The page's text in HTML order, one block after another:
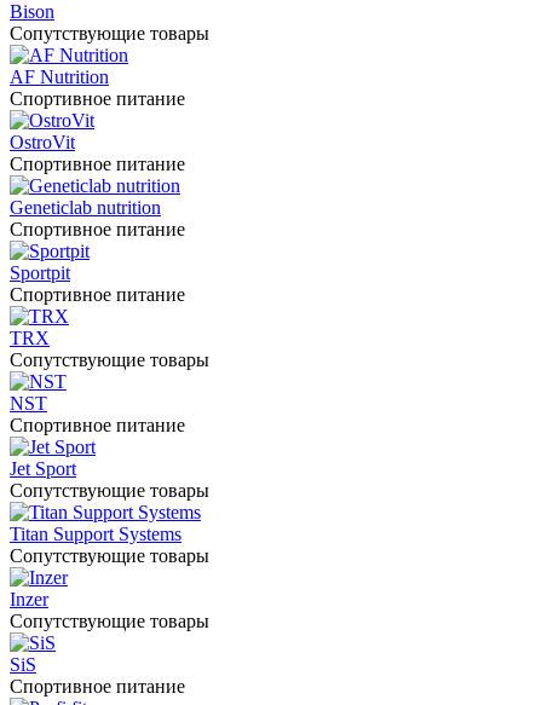
Bison
Сопутствующие товары
AF Nutrition
Спортивное питание
OstroVit
Спортивное питание
Geneticlab nutrition
Спортивное питание
Sportpit
Спортивное питание
TRX
Сопутствующие товары
NST
Спортивное питание
Jet Sport
Сопутствующие товары
Titan Support Systems
Сопутствующие товары
Inzer
Сопутствующие товары
SiS
Спортивное питание